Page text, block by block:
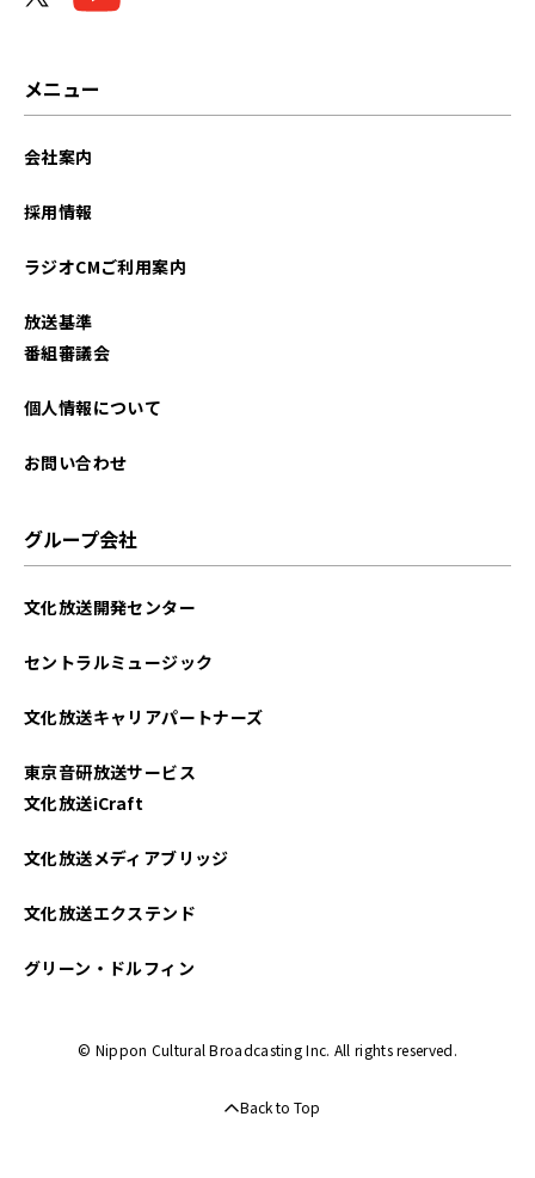
2024年04月
2024年01月
2023年08月
2023年07月
2023年06月
メニュー
会社案内
採用情報
ラジオCMご利用案内
放送基準
番組審議会
個人情報について
お問い合わせ
グループ会社
文化放送開発センター
セントラルミュージック
文化放送キャリアパートナーズ
東京音研放送サービス
文化放送iCraft
文化放送メディアブリッジ
文化放送エクステンド
グリーン・ドルフィン
© Nippon Cultural Broadcasting Inc. All rights reserved.
Back to Top